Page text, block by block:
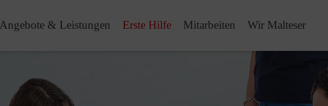
Angebote & Leistungen Erste Hilfe Mitarbeiten Wir Malteser